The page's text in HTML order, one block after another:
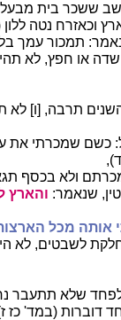
ששכר בית
וכאזרח נטה ללון
תמכור עמך
או חפץ, לא תהיו
תרבה, [ו] לא
כשם שמכרתי את
ולא בכסף
שנאמר: והארץ
אותה מכל
לשבטים, לא
צלפחד שלא
דוברות (במד'